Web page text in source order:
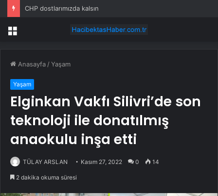
CHP dostlarımızda kalsın
Menü
Anasayfa /Yaşam
Yaşam
Elginkan Vakfı Silivri’de son
teknoloji ile donatılmış
anaokulu inşa etti
TÜLAY ARSLAN Kasım 27, 2022 0 14
2 dakika okuma süresi